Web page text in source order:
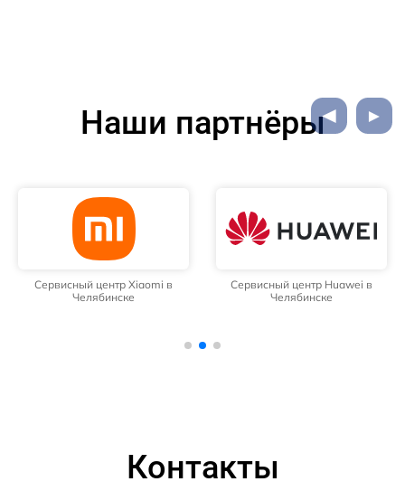
Наши партнёры
Сервисный центр Xiaomi в
Челябинске
Сервисный центр Huawei в
Челябинске
Контакты